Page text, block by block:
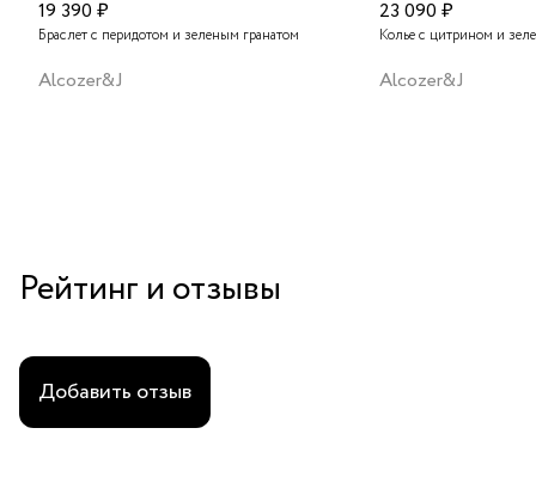
19 390 ₽
Браслет с перидотом и зеленым гранатом
Alcozer&J
23 090 ₽
Колье с цитрином и
Alcozer&J
Рейтинг и отзывы
Добавить отзыв